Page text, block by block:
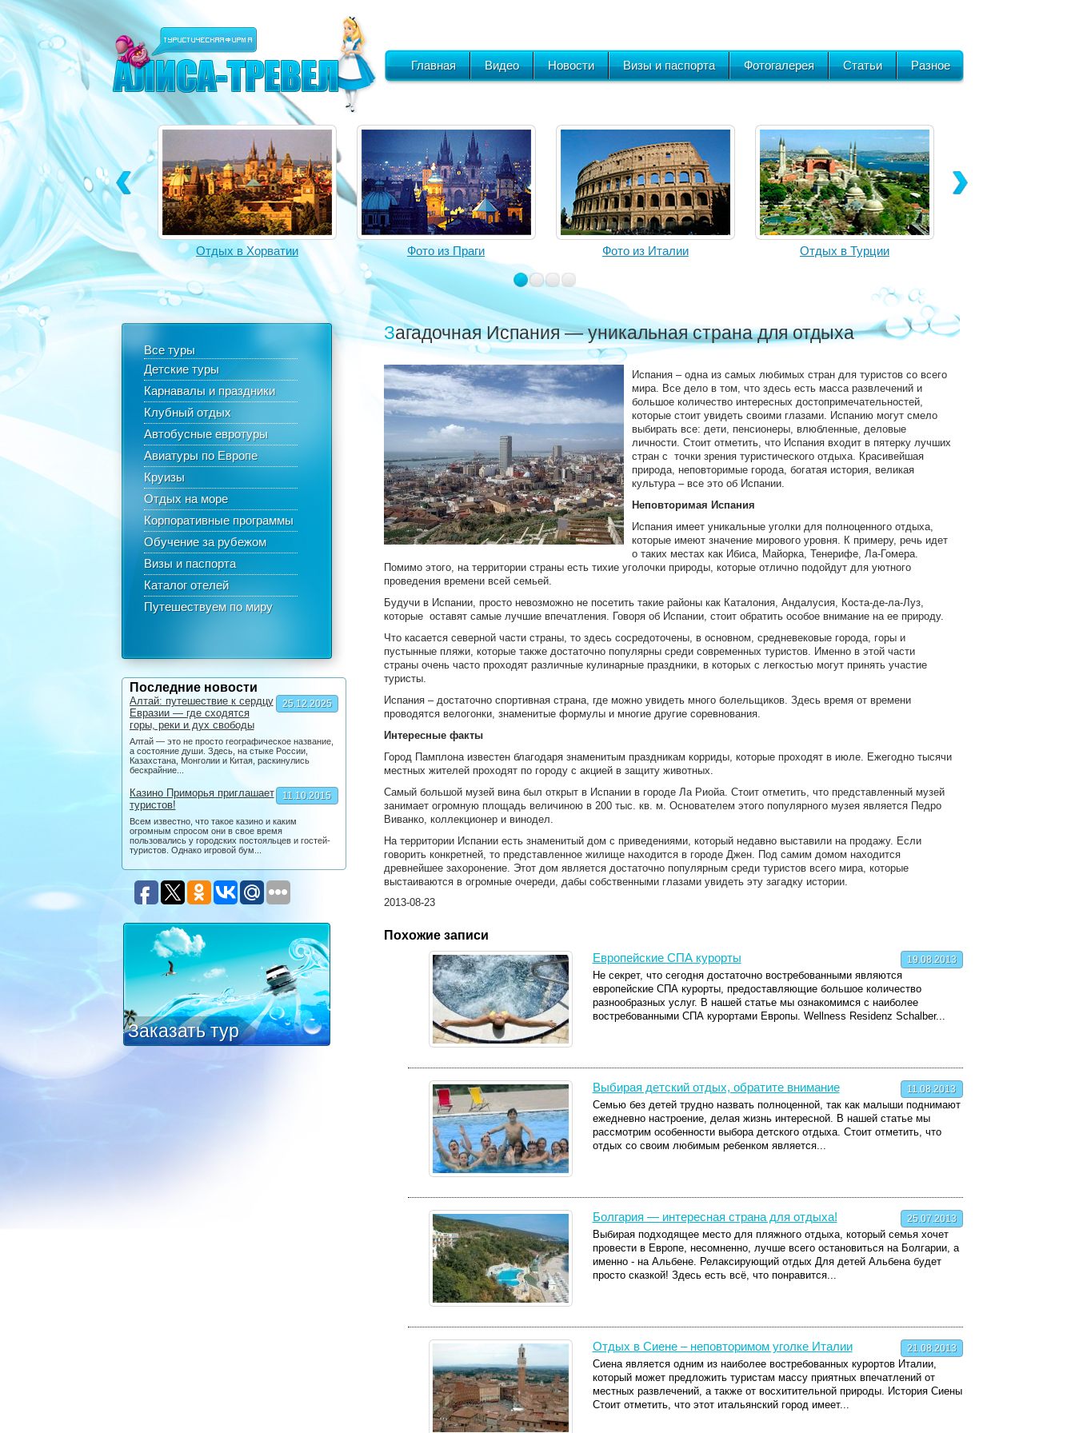
Главная Видео Новости Визы и паспорта Фотогалерея Статьи Разное
Отдых в Турции Отдых в Хорватии Фото из Праги Фото из Италии Отдых в Турции
Все туры
Детские туры
Карнавалы и праздники
Клубный отдых
Автобусные евротуры
Авиатуры по Европе
Круизы
Отдых на море
Корпоративные программы
Обучение за рубежом
Визы и паспорта
Каталог отелей
Путешествуем по миру
Последние новости
25.12.2025
Алтай: путешествие к сердцу
Евразии — где сходятся
горы, реки и дух свободы
Алтай — это не просто географическое название,
а состояние души. Здесь, на стыке России,
Казахстана, Монголии и Китая, раскинулись
бескрайние...
11.10.2015
Казино Приморья приглашает
туристов!
Всем известно, что такое казино и каким
огромным спросом они в свое время
пользовались у городских постояльцев и гостей-
туристов. Однако игровой бум...
Заказать тур
Загадочная Испания — уникальная страна для отдыха
Испания – одна из самых любимых стран для туристов со всего
мира. Все дело в том, что здесь есть масса развлечений и
большое количество интересных достопримечательностей,
которые стоит увидеть своими глазами. Испанию могут смело
выбирать все: дети, пенсионеры, влюбленные, деловые
личности. Стоит отметить, что Испания входит в пятерку лучших
стран с точки зрения туристического отдыха. Красивейшая
природа, неповторимые города, богатая история, великая
культура – все это об Испании.
Неповторимая Испания
Испания имеет уникальные уголки для полноценного отдыха,
которые имеют значение мирового уровня. К примеру, речь идет
о таких местах как Ибиса, Майорка, Тенерифе, Ла-Гомера.
Помимо этого, на территории страны есть тихие уголочки природы, которые отлично подойдут для уютного
проведения времени всей семьей.
Будучи в Испании, просто невозможно не посетить такие районы как Каталония, Андалусия, Коста-де-ла-Луз,
которые оставят самые лучшие впечатления. Говоря об Испании, стоит обратить особое внимание на ее природу.
Что касается северной части страны, то здесь сосредоточены, в основном, средневековые города, горы и
пустынные пляжи, которые также достаточно популярны среди современных туристов. Именно в этой части
страны очень часто проходят различные кулинарные праздники, в которых с легкостью могут принять участие
туристы.
Испания – достаточно спортивная страна, где можно увидеть много болельщиков. Здесь время от времени
проводятся велогонки, знаменитые формулы и многие другие соревнования.
Интересные факты
Город Памплона известен благодаря знаменитым праздникам корриды, которые проходят в июле. Ежегодно тысячи
местных жителей проходят по городу с акцией в защиту животных.
Самый большой музей вина был открыт в Испании в городе Ла Риойа. Стоит отметить, что представленный музей
занимает огромную площадь величиною в 200 тыс. кв. м. Основателем этого популярного музея является Педро
Виванко, коллекционер и винодел.
На территории Испании есть знаменитый дом с приведениями, который недавно выставили на продажу. Если
говорить конкретней, то представленное жилище находится в городе Джен. Под самим домом находится
древнейшее захоронение. Этот дом является достаточно популярным среди туристов всего мира, которые
выстаиваются в огромные очереди, дабы собственными глазами увидеть эту загадку истории.
2013-08-23
Похожие записи
19.08.2013
Европейские СПА курорты
Не секрет, что сегодня достаточно востребованными являются
европейские СПА курорты, предоставляющие большое количество
разнообразных услуг. В нашей статье мы ознакомимся с наиболее
востребованными СПА курортами Европы. Wellness Residenz Schalber...
11.08.2013
Выбирая детский отдых, обратите внимание
Семью без детей трудно назвать полноценной, так как малыши поднимают
ежедневно настроение, делая жизнь интересной. В нашей статье мы
рассмотрим особенности выбора детского отдыха. Стоит отметить, что
отдых со своим любимым ребенком является...
25.07.2013
Болгария — интересная страна для отдыха!
Выбирая подходящее место для пляжного отдыха, который семья хочет
провести в Европе, несомненно, лучше всего остановиться на Болгарии, а
именно - на Альбене. Релаксирующий отдых Для детей Альбена будет
просто сказкой! Здесь есть всё, что понравится...
21.08.2013
Отдых в Сиене – неповторимом уголке Италии
Сиена является одним из наиболее востребованных курортов Италии,
который может предложить туристам массу приятных впечатлений от
местных развлечений, а также от восхитительной природы. История Сиены
Стоит отметить, что этот итальянский город имеет...